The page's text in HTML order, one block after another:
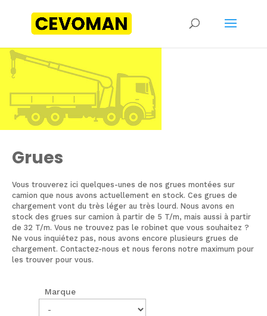
Grues
Vous trouverez ici quelques-unes de nos grues montées sur
camion que nous avons actuellement en stock. Ces grues de
chargement vont du très léger au très lourd. Nous avons en
stock des grues sur camion à partir de 5 T/m, mais aussi à partir
de 32 T/m. Vous ne trouvez pas le robinet que vous souhaitez ?
Ne vous inquiétez pas, nous avons encore plusieurs grues de
chargement. Contactez-nous et nous ferons notre maximum pour
les trouver pour vous.
Marque